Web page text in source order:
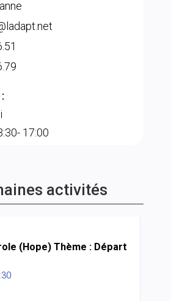
17:00
activités
(Hope) Thème : Départ